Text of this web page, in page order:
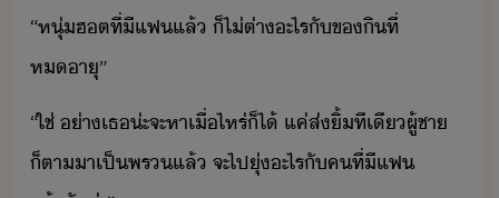
“​หุ่​ฮต​ที่​ี​แฟ​แล้​ ​็​ไ่​ต่า​ะไร​ั​ขิ​ที่​
หาุ​”
“​ใช่​ ​่า​เธ​่ะ​จะ​หา​เื่ไหร่​็ไ้​ ​แค่​ส่​ิ้​ทีเี​ผู้ชา​
็ตา​า​เป็​พร​แล้​ ​จะ​ไป​ุ่​ะไร​ั​คที​่​ี​แฟ​